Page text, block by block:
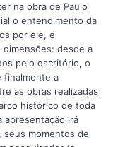
na obra de Paulo
o entendimento da
por ele, e
desde a
pelo escritório, o
finalmente a
as obras realizadas
histórico de toda
apresentação irá
momentos de